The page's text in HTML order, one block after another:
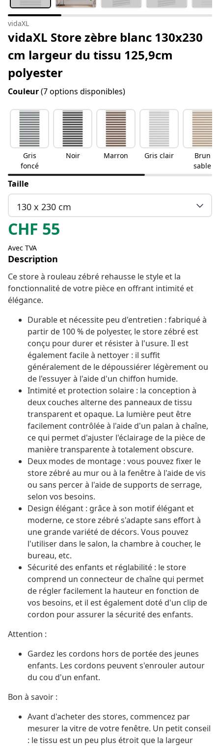
vidaXL
vidaXL Store zèbre blanc 130x230
cm largeur du tissu 125,9cm
polyester
Couleur(7 options disponibles)
Gris
foncé
Noir Marron Gris clair
Brun
sable
Taille
130 x 230 cm
CHF 55
Avec TVA
Description
Ce store à rouleau zébré rehausse le style et la
fonctionnalité de votre pièce en offrant intimité et
élégance.
Durable et nécessite peu d'entretien : fabriqué à
partir de 100 % de polyester, le store zébré est
conçu pour durer et résister à l'usure. Il est
également facile à nettoyer : il suffit
généralement de le dépoussiérer légèrement ou
de l'essuyer à l'aide d'un chiffon humide.
Intimité et protection solaire : la conception à
deux couches alterne des panneaux de tissu
transparent et opaque. La lumière peut être
facilement contrôlée à l'aide d'un palan à chaîne,
ce qui permet d'ajuster l'éclairage de la pièce de
manière transparente à totalement obscure.
Deux modes de montage : vous pouvez fixer le
store zébré au mur ou à la fenêtre à l'aide de vis
ou sans percer à l'aide de supports de serrage,
selon vos besoins.
Design élégant : grâce à son motif élégant et
moderne, ce store zébré s'adapte sans effort à
une grande variété de décors. Vous pouvez
l'utiliser dans le salon, la chambre à coucher, le
bureau, etc.
Sécurité des enfants et réglabilité : le store
comprend un connecteur de chaîne qui permet
de régler facilement la hauteur en fonction de
vos besoins, et il est également doté d'un clip de
cordon pour assurer la sécurité des enfants.
Attention :
Gardez les cordons hors de portée des jeunes
enfants. Les cordons peuvent s'enrouler autour
du cou d'un enfant.
Bon à savoir :
Avant d'acheter des stores, commencez par
mesurer la vitre de votre fenêtre. Un petit conseil
: le tissu est un peu plus étroit que la largeur